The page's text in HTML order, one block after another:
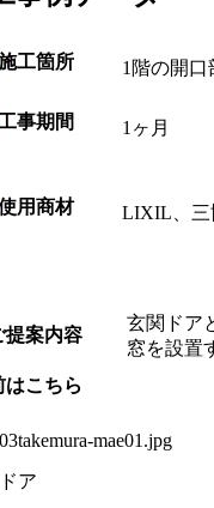
1階の開口
1ヶ月
LIXIL、三
玄関ドア
窓を設置
ア